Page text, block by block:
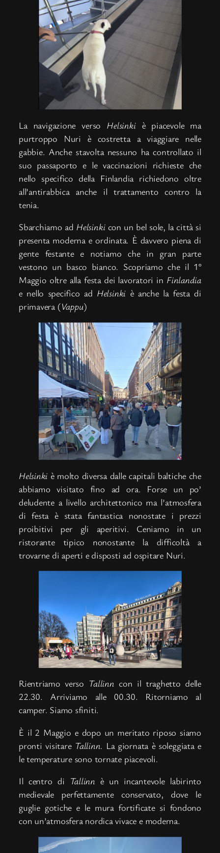
La navigazione verso Helsinkiè piacevole ma
purtroppo Nuri è costretta a viaggiare nelle
gabbie. Anche stavolta nessuno ha controllato il
suo passaporto e le vaccinazioni richieste che
nello specifico della Finlandia richiedono oltre
all’antirabbica anche il trattamento contro la
tenia.
Sbarchiamo ad Helsinkicon un bel sole, la città si
presenta moderna e ordinata. È davvero piena di
gente festante e notiamo che in gran parte
vestono un basco bianco. Scopriamo che il 1°
Maggio oltre alla festa dei lavoratori in Finlandia
e nello specifico ad Helsinki è anche la festa di
primavera (Vappu)
Helsinki è molto diversa dalle capitali baltiche che
abbiamo visitato fino ad ora. Forse un po’
deludente a livello architettonico ma l’atmosfera
di festa è stata fantastica nonostate i prezzi
proibitivi per gli aperitivi. Ceniamo in un
ristorante tipico nonostante la difficoltà a
trovarne di aperti e disposti ad ospitare Nuri.
Rientriamo verso Tallinn con il traghetto delle
22.30. Arriviamo alle 00.30. Ritorniamo al
camper. Siamo sfiniti.
È il 2 Maggio e dopo un meritato riposo siamo
pronti visitare Tallinn. La giornata è soleggiata e
le temperature sono tornate piacevoli.
Il centro di Tallinn è un incantevole labirinto
medievale perfettamente conservato, dove le
guglie gotiche e le mura fortificate si fondono
con un’atmosfera nordica vivace e moderna.